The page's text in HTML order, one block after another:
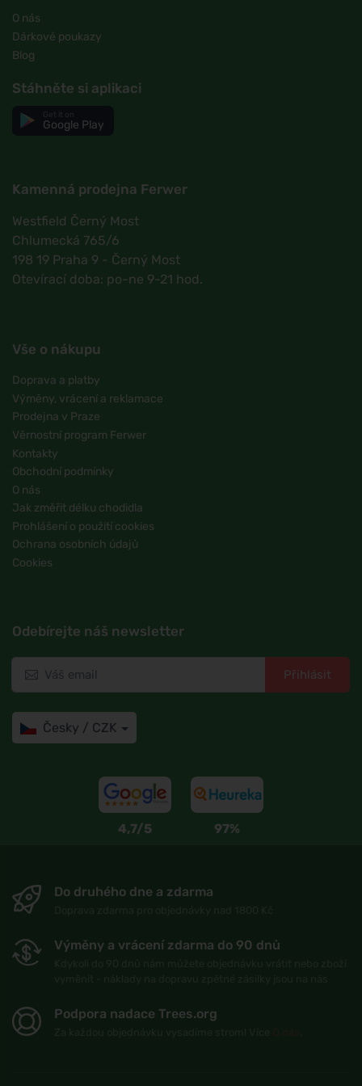
O nás
Dárkové poukazy
Blog
Stáhněte si aplikaci
Google Play
Kamenná prodejna Ferwer
Westfield Černý Most
Chlumecká 765/6
198 19 Praha 9 - Černý Most
Otevírací doba: po-ne 9-21 hod.
Vše o nákupu
Doprava a platby
Výměny, vrácení a reklamace
Prodejna v Praze
Věrnostní program Ferwer
Kontakty
Obchodní podmínky
O nás
Jak změřit délku chodidla
Prohlášení o použití cookies
Ochrana osobních údajů
Cookies
Odebírejte náš newsletter
Přihlásit
Česky / CZK
4,7/5 97%
Do druhého dne a zdarma
Výměny a vrácení zdarma do 90 dnů
Podpora nadace Trees.org